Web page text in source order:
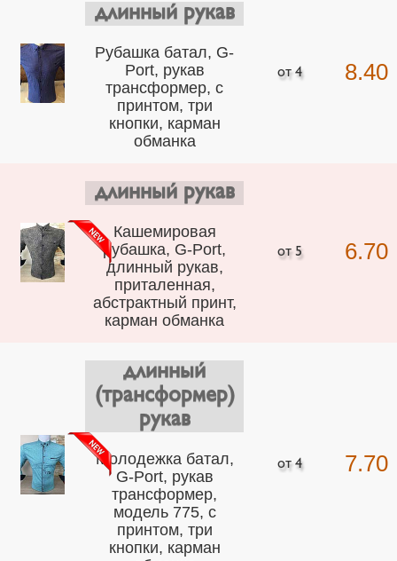
длинный рукав
Рубашка батал, G-
Port, рукав
трансформер, с
принтом, три
кнопки, карман
обманка
8.40
длинный рукав
Кашемировая
рубашка, G-Port,
длинный рукав,
приталенная,
абстрактный принт,
карман обманка
6.70
длинный
(трансформер)
рукав
Молодежка батал,
G-Port, рукав
трансформер,
модель 775, с
принтом, три
кнопки, карман
7.70